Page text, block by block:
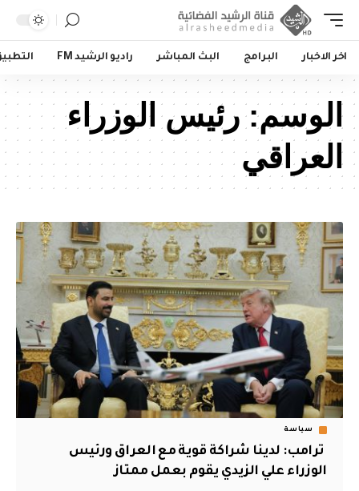
اخر الاخبار البرامج البث المباشر راديو الرشيد FM
الوسم:رئيس الوزراء
العراقي
سياسة
‏ ترامب: لدينا شراكة قوية مع العراق ورئيس
الوزراء علي الزيدي يقوم بعمل ممتاز